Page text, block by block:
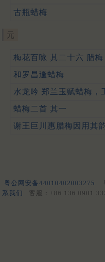
古瓶蜡梅
元
梅花百咏 其二十六 腊梅
和罗昌逢蜡梅
水龙吟 郑兰玉赋蜡梅，
蜡梅二首 其一
谢王巨川惠腊梅因用其
粤公网安备44010402003275
系我们
客服：+86 136 0901